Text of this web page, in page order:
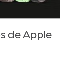
de Apple